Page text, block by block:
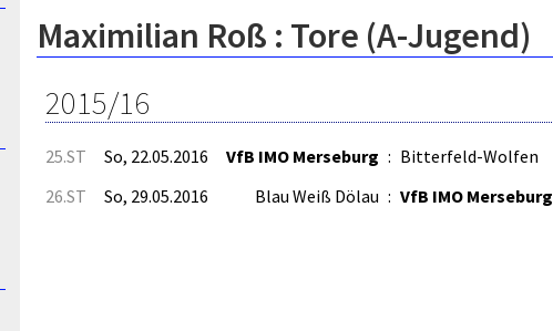
Maximilian Roß : Tore (A-Jugend)
2015/16
25.ST So, 22.05.2016 VfB IMO Merseburg : Bitterfeld-Wolfen
26.ST So, 29.05.2016 Blau Weiß Dölau : VfB IMO Merseburg